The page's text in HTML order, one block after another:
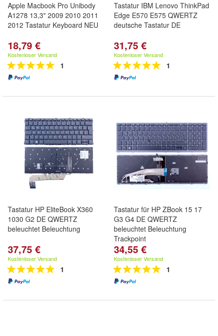
Apple Macbook Pro Unibody
A1278 13,3" 2009 2010 2011
2012 Tastatur Keyboard NEU
18,79 €
Kostenloser Versand
1
Tastatur IBM Lenovo ThinkPad
Edge E570 E575 QWERTZ
deutsche Tastatur DE
31,75 €
Kostenloser Versand
1
Tastatur HP EliteBook X360
1030 G2 DE QWERTZ
beleuchtet Beleuchtung
37,75 €
Kostenloser Versand
1
Tastatur für HP ZBook 15 17
G3 G4 DE QWERTZ
beleuchtet Beleuchtung
Trackpoint
34,55 €
Kostenloser Versand
1